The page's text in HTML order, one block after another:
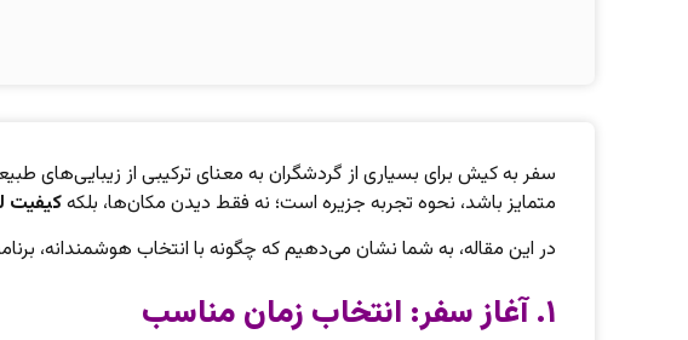
سفر به کیش برای بسیاری از گردشگران به معنای ترکیبی از
متمایز باشد، نحوه تجربه جزیره است؛ نه فقط دیدن مکان‌ها، بلکهکیفیت
در این مقاله، به شما نشان می‌دهیم که چگونه با انتخاب هوشمندانه،
۱. آغاز سفر: انتخاب زمان مناسب